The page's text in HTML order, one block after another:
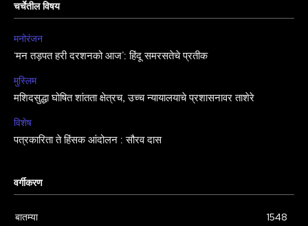
चर्चेतील विषय
मनोरंजन
‘मन तड़पत हरी दरशनको आज’: हिंदू समरसतेचे प्रतीक
मुस्लिम
मशिदसुद्धा घोषित शांतता क्षेत्रच, उच्च न्यायालयाचे प्रशासनावर ताशेरे
विशेष
पत्रकारिता ते हिंसक आंदोलन : सौरव दास
वर्गीकरण
बातम्या 1548